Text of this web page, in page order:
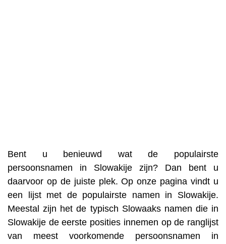
Bent u benieuwd wat de populairste
persoonsnamen in Slowakije zijn? Dan bent u
daarvoor op de juiste plek. Op onze pagina vindt u
een lijst met de populairste namen in Slowakije.
Meestal zijn het de typisch Slowaaks namen die in
Slowakije de eerste posities innemen op de ranglijst
van meest voorkomende persoonsnamen in